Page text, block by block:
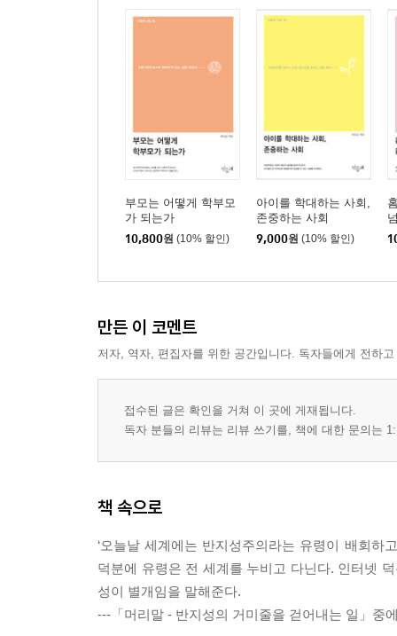
부모는 어떻게 학부모
가 되는가
10,800원 (10% 할인)
아이를 학대하는 사회,
존중하는 사회
9,000원 (10% 할인)
만든 이 코멘트
저자, 역자, 편집자를 위한 공간입니다. 독자들에게 전하
접수된 글은 확인을 거쳐 이 곳에 게재됩니다.
독자 분들의 리뷰는 리뷰 쓰기를, 책에 대한 문의는
책 속으로
‘오늘날 세계에는 반지성주의라는 유령이 배회하
덕분에 유령은 전 세계를 누비고 다닌다. 인터넷
성이 별개임을 말해준다.
---「머리말 - 반지성의 거미줄을 걷어내는 일」중